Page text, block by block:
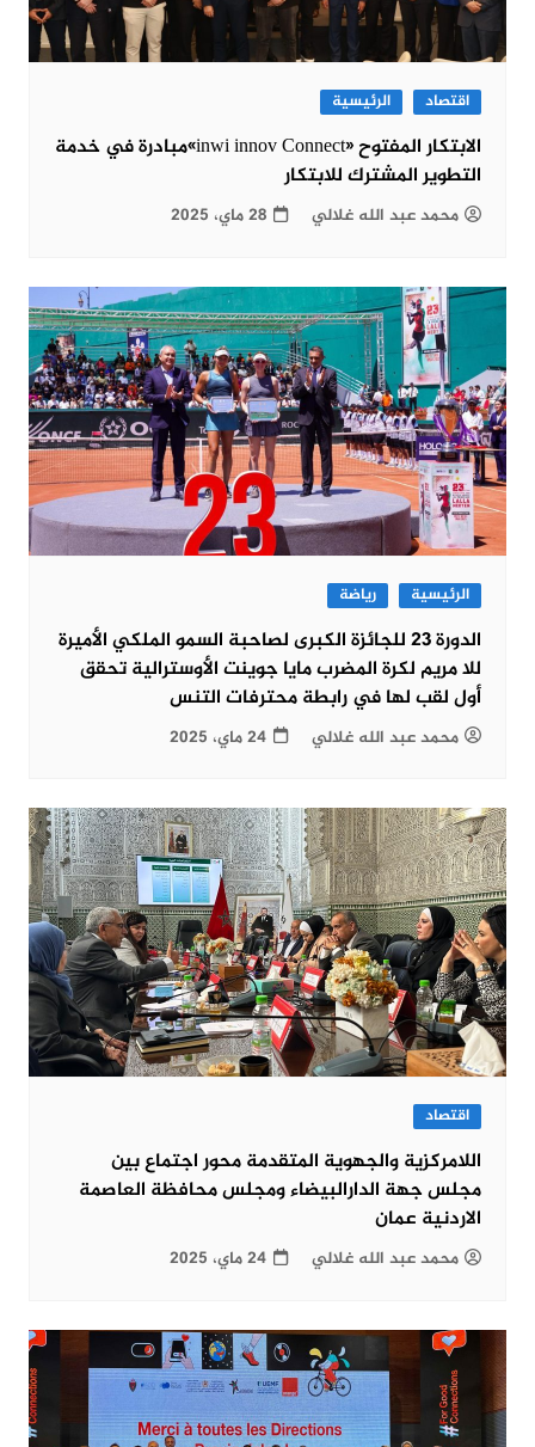
اقتصاد الرئيسية
الابتكار المفتوح «inwi innov Connect»مبادرة في خدمة
التطوير المشترك للابتكار
محمد عبد الله غلالي 28 ماي، 2025
الرئيسية رياضة
الدورة 23 للجائزة الكبرى لصاحبة السمو الملكي الأميرة
للا مريم لكرة المضرب مايا جوينت الأوسترالية تحقق
أول لقب لها في رابطة محترفات التنس
محمد عبد الله غلالي 24 ماي، 2025
اقتصاد
اللامركزية والجهوية المتقدمة محور اجتماع بين
مجلس جهة الدارالبيضاء ومجلس محافظة العاصمة
الاردنية عمان
محمد عبد الله غلالي 24 ماي، 2025